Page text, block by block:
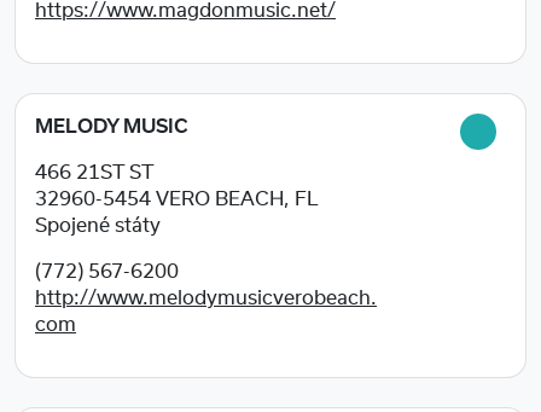
https://www.magdonmusic.net/
MELODY MUSIC
466 21ST ST
32960-5454 VERO BEACH, FL
Spojené státy
(772) 567-6200
http://www.melodymusicverobeach.
com